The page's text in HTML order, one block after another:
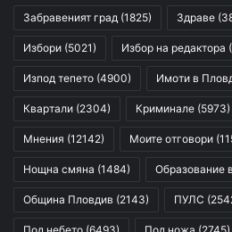
Забравеният град (1825) Здраве
Избори (5021) Избор на редактора
Изпод тепето (4900) Имоти в
Квартали (2304) Криминале (5973)
Мнения (12142) Моите отговори
Нощна смяна (1484) Образование
Община Пловдив (2143) ПУЛС